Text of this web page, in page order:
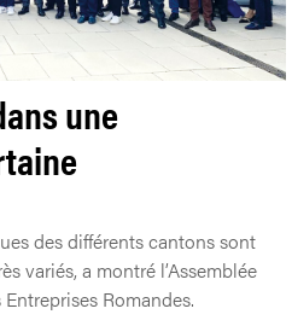
une
des différents cantons sont
variés, a montré l’Assemblée
Romandes.